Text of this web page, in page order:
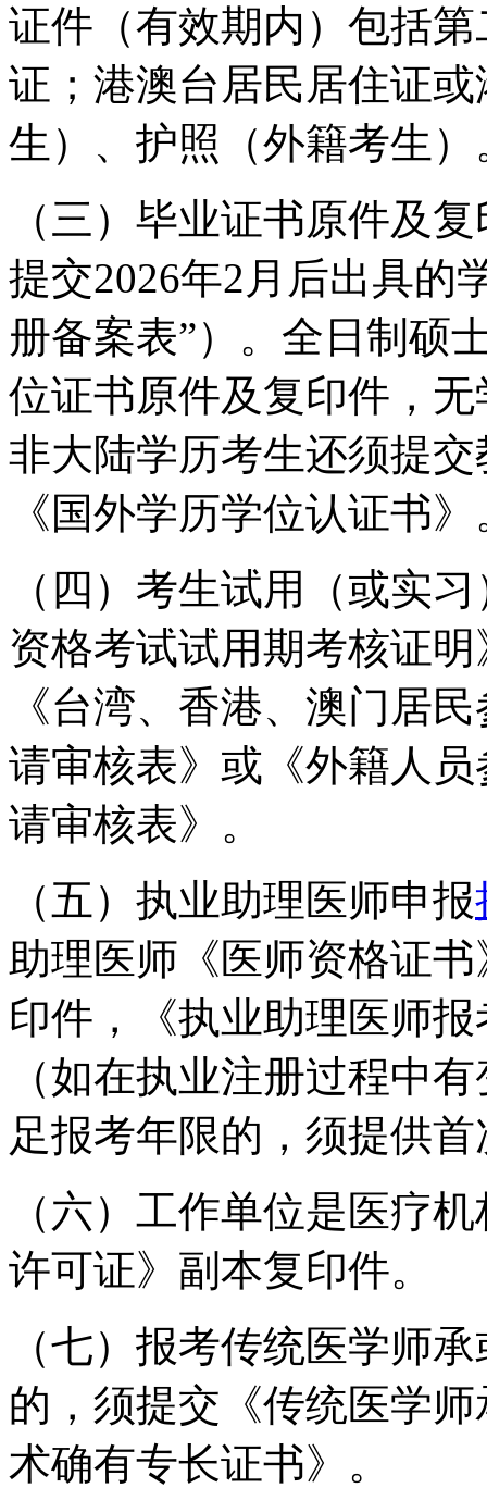
证件（有效期内）包括
证；港澳台居民居住证
生）、护照（外籍考生
（三）毕业证书原件及
提交2026年2月后出具的
册备案表”）。全日制硕
位证书原件及复印件，
非大陆学历考生还须提
《国外学历学位认证书》
（四）考生试用（或实
资格考试试用期考核证
《台湾、香港、澳门居
请审核表》或《外籍人
请审核表》。
（五）执业助理医师申报
助理医师《医师资格证
印件，《执业助理医师
（如在执业注册过程中
足报考年限的，须提供
（六）工作单位是医疗
许可证》副本复印件。
（七）报考传统医学师
的，须提交《传统医学
术确有专长证书》。